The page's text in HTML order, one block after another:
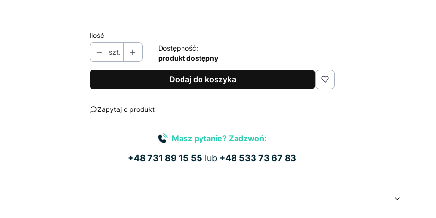
Ilość
szt.
Dostępność:
produkt dostępny
Dodaj do koszyka
Zapytaj o produkt
Masz pytanie? Zadzwoń:
+48 731 89 15 55 lub +48 533 73 67 83